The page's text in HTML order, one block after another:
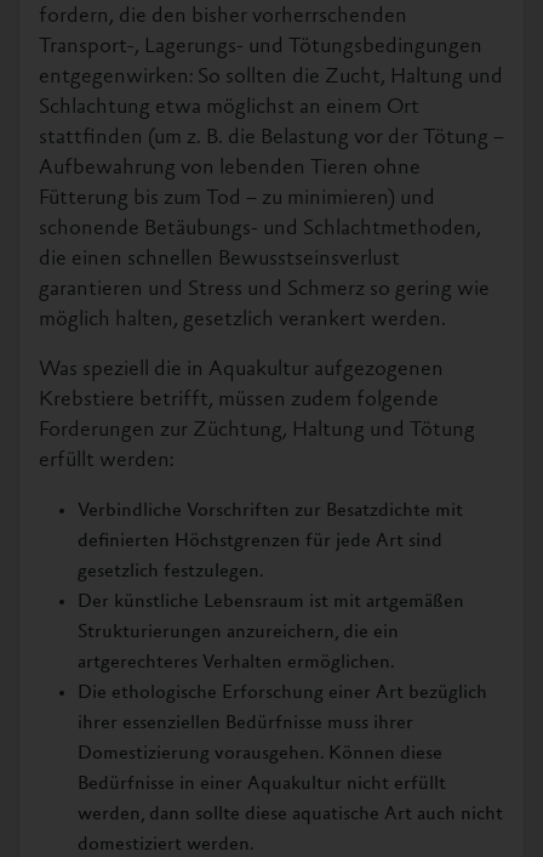
fordern, die den bisher vorherrschenden
Transport-, Lagerungs- und Tötungsbedingungen
entgegenwirken: So sollten die Zucht, Haltung und
Schlachtung etwa möglichst an einem Ort
stattfinden (um z. B. die Belastung vor der Tötung –
Aufbewahrung von lebenden Tieren ohne
Fütterung bis zum Tod – zu minimieren) und
schonende Betäubungs- und Schlachtmethoden,
die einen schnellen Bewusstseinsverlust
garantieren und Stress und Schmerz so gering wie
möglich halten, gesetzlich verankert werden.
Was speziell die in Aquakultur aufgezogenen
Krebstiere betrifft, müssen zudem folgende
Forderungen zur Züchtung, Haltung und Tötung
erfüllt werden:
Verbindliche Vorschriften zur Besatzdichte mit
definierten Höchstgrenzen für jede Art sind
gesetzlich festzulegen.
Der künstliche Lebensraum ist mit artgemäßen
Strukturierungen anzureichern, die ein
artgerechteres Verhalten ermöglichen.
Die ethologische Erforschung einer Art bezüglich
ihrer essenziellen Bedürfnisse muss ihrer
Domestizierung vorausgehen. Können diese
Bedürfnisse in einer Aquakultur nicht erfüllt
werden, dann sollte diese aquatische Art auch nicht
domestiziert werden.